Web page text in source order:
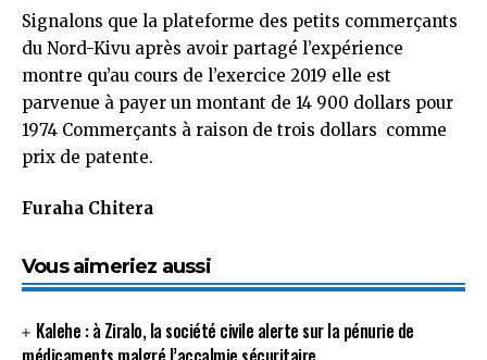
Signalons que la plateforme des petits commerçants
du Nord-Kivu après avoir partagé l’expérience
montre qu’au cours de l’exercice 2019 elle est
parvenue à payer un montant de 14 900 dollars pour
1974 Commerçants à raison de trois dollars comme
prix de patente.
Furaha Chitera
Vous aimeriez aussi
Kalehe : à Ziralo, la société civile alerte sur la pénurie de